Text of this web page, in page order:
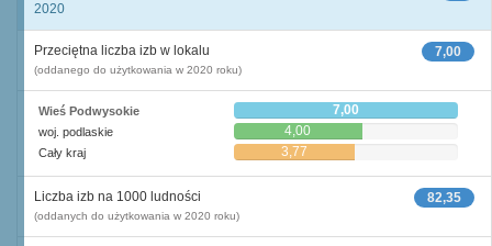
2020
7,00
Przeciętna liczba izb w lokalu
(oddanego do użytkowania w 2020 roku)
Wieś Podwysokie 7,00
woj. podlaskie 4,00
Cały kraj 3,77
82,35
Liczba izb na 1000 ludności
(oddanych do użytkowania w 2020 roku)